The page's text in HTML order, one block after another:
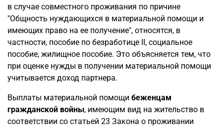
в случае совместного проживания по причине
"Общность нуждающихся в материальной помощи и
имеющих право на ее получение", относятся, в
частности, пособие по безработице II, социальное
пособие, жилищное пособие. Это объясняется тем, что
при оценке нужды в получении материальной помощи
учитывается доход партнера.
Выплаты материальной помощи беженцам
гражданской войны, имеющим вид на жительство в
соответствии со статьей 23 Закона о проживании